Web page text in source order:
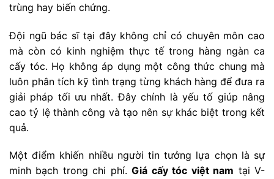
trùng hay biến chứng.
Đội ngũ bác sĩ tại đây không chỉ có chuyên môn cao
mà còn có kinh nghiệm thực tế trong hàng ngàn ca
cấy tóc. Họ không áp dụng một công thức chung mà
luôn phân tích kỹ tình trạng từng khách hàng để đưa ra
giải pháp tối ưu nhất. Đây chính là yếu tố giúp nâng
cao tỷ lệ thành công và tạo nên sự khác biệt trong kết
quả.
Một điểm khiến nhiều người tin tưởng lựa chọn là sự
minh bạch trong chi phí.Giá cấy tóc việt nam tại V-